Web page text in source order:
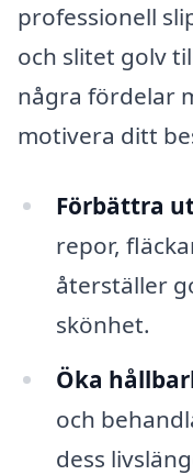
professionell
och slitet golv
några fördelar
motivera ditt
Förbättra
repor,
återställer
skönhet.
Öka
och
dess